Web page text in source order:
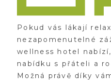
Pokud vás lákají
nezapomenutelné
wellness hotel
nabídku s přáteli a
Možná právě díky